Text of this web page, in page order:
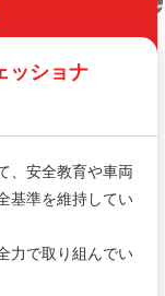
ッショナ
、安全教育や車両
基準を維持してい
力で取り組んでい